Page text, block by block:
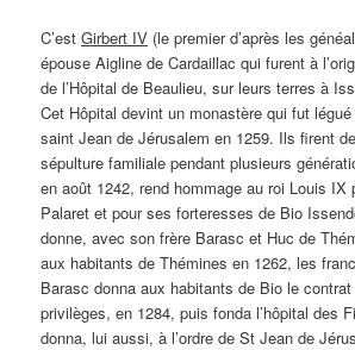
C’estGirbert IV (le premier d’après les
épouse Aigline de Cardaillac qui furent à
de l’Hôpital de Beaulieu, sur leurs terres à
Cet Hôpital devint un monastère qui fut légué
saint Jean de Jérusalem en 1259. Ils firent
sépulture familiale pendant plusieurs
en août 1242, rend hommage au roi Louis IX
Palaret et pour ses forteresses de Bio
donne, avec son frère Barasc et Huc de
aux habitants de Thémines en 1262, les
Barasc donna aux habitants de Bio le
privilèges, en 1284, puis fonda l’hôpital des
donna, lui aussi, à l’ordre de St Jean de